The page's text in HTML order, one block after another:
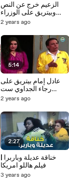
الزعيم خرج عن النص
وبيتريق على الوزراء
الوزير لازم يكون بكرش
2 years ago
5:14
عادل إمام بيتريق على
رجاء الجداوي ست
صحتك كويسة | الزعيم
2 years ago
2:27
خناقة عديلة وباربرا |
فيلم هاللو امريكا
3 years ago